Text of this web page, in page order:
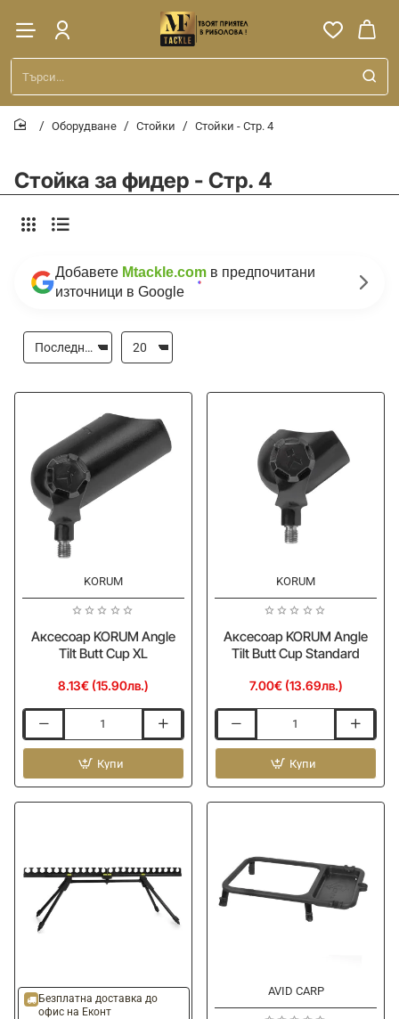
Търси...
Стойка за фидер - Стр. 4
Оборудване Стойки Стойки - Стр. 4
Добавете Mtackle.com в предпочитани
източници в Google
KORUM
Аксесоар KORUM Angle
Tilt Butt Cup XL
8.13€ (15.90лв.)
KORUM
Tilt
Butt
Купи
KORUM
Аксесоар KORUM Angle
Tilt Butt Cup Standard
7.00€ (13.69лв.)
KORUM
Tilt
Butt
Купи
-15%
Безплатна доставка до
офис на Еконт
AVID CARP